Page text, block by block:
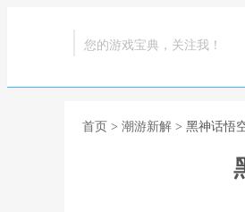
您的游戏宝典，关注我！
首页 > 潮游新解 > 黑神话悟